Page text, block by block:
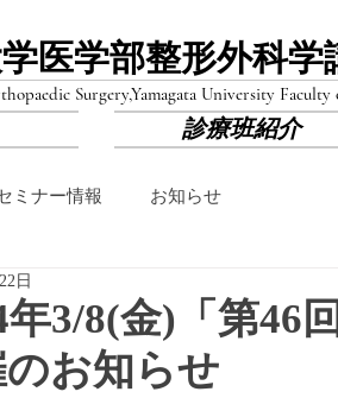
医学部​整形外科学
Surgery,Yamagata University
診療班紹介
ミナー情報 お知らせ
年3/8(金)「第46
のお知らせ
日